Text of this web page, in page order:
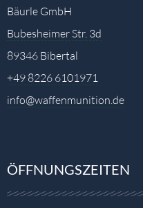
Bäurle GmbH
Bubesheimer Str. 3d
89346 Bibertal
+49 8226 6101971
info@waffenmunition.de
ÖFFNUNGSZEITEN